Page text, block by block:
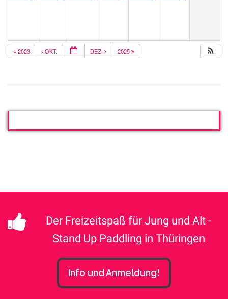
2023 OKT. DEZ. 2025
Der Freizeitspaß für Jung und Alt -
Stand Up Paddling in Thüringen
Info und Anmeldung!